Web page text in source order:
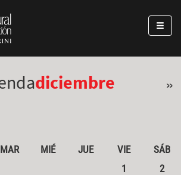
diciembre »
MAR MIÉ JUE VIE
SÁB
1
2